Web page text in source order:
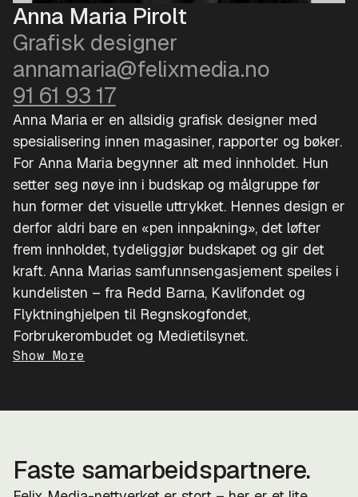
Anna Maria Pirolt
Grafisk designer
annamaria@felixmedia.no
91 61 93 17
Anna Maria er en allsidig grafisk designer med
spesialisering innen magasiner, rapporter og bøker.
For Anna Maria begynner alt med innholdet. Hun
setter seg nøye inn i budskap og målgruppe før
hun former det visuelle uttrykket. Hennes design er
derfor aldri bare en «pen innpakning», det løfter
frem innholdet, tydeliggjør budskapet og gir det
kraft. Anna Marias samfunnsengasjement speiles i
kundelisten – fra Redd Barna, Kavlifondet og
Flyktninghjelpen til Regnskogfondet,
Forbrukerombudet og Medietilsynet.
Show More
Faste samarbeidspartnere.